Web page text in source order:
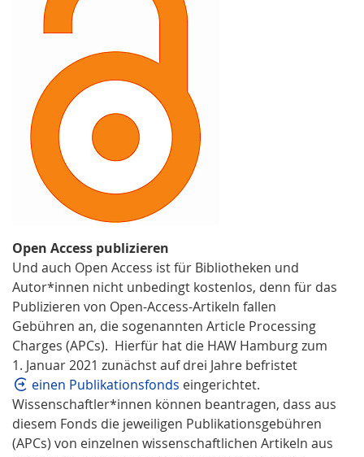
Open Access publizieren
Und auch Open Access ist für Bibliotheken und
Autor*innen nicht unbedingt kostenlos, denn für das
Publizieren von Open-Access-Artikeln fallen
Gebühren an, die sogenannten Article Processing
Charges (APCs). Hierfür hat die HAW Hamburg zum
1. Januar 2021 zunächst auf drei Jahre befristet
einen Publikationsfonds eingerichtet.
Wissenschaftler*innen können beantragen, dass aus
diesem Fonds die jeweiligen Publikationsgebühren
(APCs) von einzelnen wissenschaftlichen Artikeln aus